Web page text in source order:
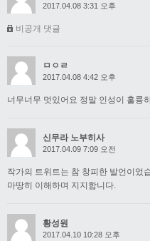
2017.04.08 3:31 오후
비공개 댓글
ㅁㅇㄹ
2017.04.08 4:42 오후
너무너무 멋있어요 정말 인성이 훌륭
신무라 노부히사
2017.04.09 7:09 오전
작가의 트위트는 참 창피한 발언이었
마땅히 이해하며 지지합니다.
황성원
2017.04.10 10:28 오후